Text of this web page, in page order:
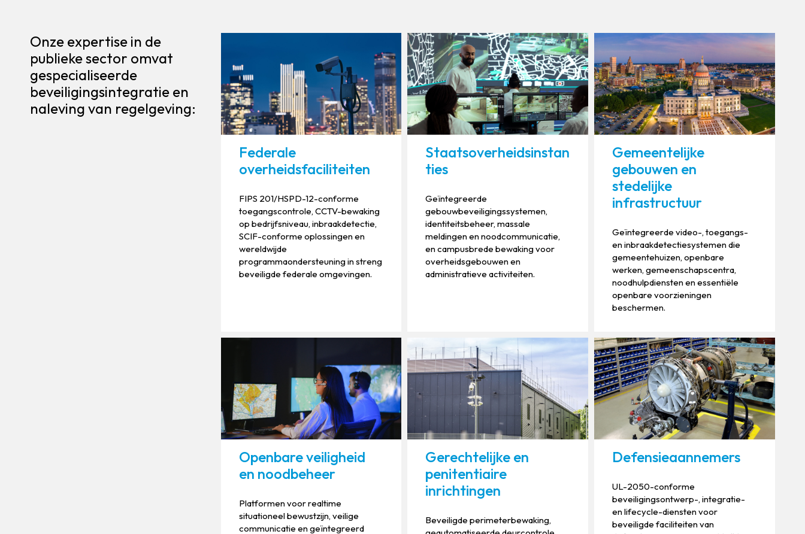
Onze expertise in de
publieke sector omvat
gespecialiseerde
beveiligingsintegratie en
naleving van regelgeving:
Federale
overheidsfaciliteiten
FIPS 201/HSPD-12-conforme
toegangscontrole, CCTV-bewaking
op bedrijfsniveau, inbraakdetectie,
SCIF-conforme oplossingen en
wereldwijde
programmaondersteuning in streng
beveiligde federale omgevingen.
Staatsoverheidsinstan
ties
Geïntegreerde
gebouwbeveiligingssystemen,
identiteitsbeheer, massale
meldingen en noodcommunicatie,
en campusbrede bewaking voor
overheidsgebouwen en
administratieve activiteiten.
Gemeentelijke
gebouwen en
stedelijke
infrastructuur
Geïntegreerde video-, toegangs-
en inbraakdetectiesystemen die
gemeentehuizen, openbare
werken, gemeenschapscentra,
noodhulpdiensten en essentiële
openbare voorzieningen
beschermen.
Openbare veiligheid
en noodbeheer
Platformen voor realtime
situationeel bewustzijn, veilige
communicatie en geïntegreerd
Gerechtelijke en
penitentiaire
inrichtingen
Beveiligde perimeterbewaking,
Defensieaannemers
UL-2050-conforme
beveiligingsontwerp-, integratie-
en lifecycle-diensten voor
beveiligde faciliteiten van